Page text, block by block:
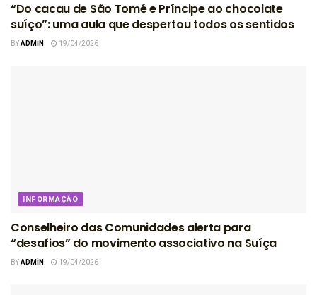
“Do cacau de São Tomé e Príncipe ao chocolate
suíço”: uma aula que despertou todos os sentidos
BYADMIN 19/04/2026
INFORMAÇÃO
Conselheiro das Comunidades alerta para
“desafios” do movimento associativo na Suíça
BYADMIN 19/04/2026